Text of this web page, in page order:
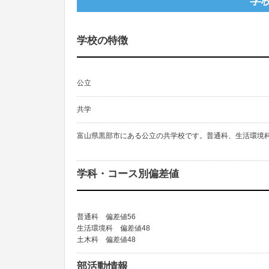
学校の特徴
公立
共学
富山県黒部市にある公立の共学校です。普通科、生活環
学科・コース別偏差値
普通科 偏差値56
生活環境科 偏差値48
土木科 偏差値48
部活動情報